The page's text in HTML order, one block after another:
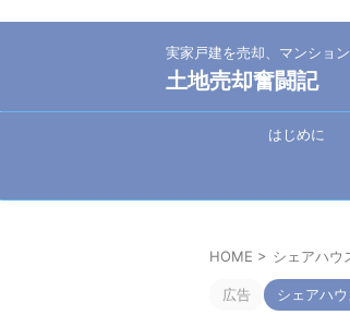
実家戸建を売却、マンショ
土地売却奮闘記
はじめに
HOME > シェアハウ
広告 シェアハ